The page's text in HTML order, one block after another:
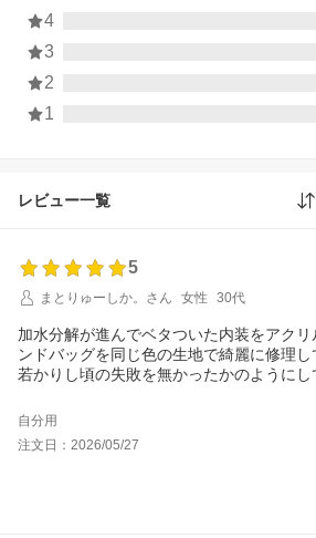
4
3
2
1
レビュー一覧
5
まとりゅーしか。さん
女性 30代
加水分解が進んでベタついた内装をアク
ンドバッグを同じ色の生地で綺麗に修理し
若かりし頃の失敗を無かったかのようにし
ありがとうございました。
自分用
注文日：2026/05/27